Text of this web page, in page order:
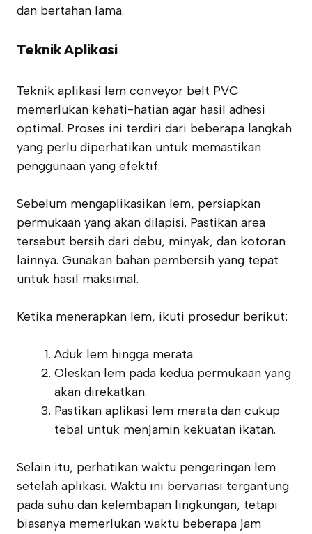
dan bertahan lama.
Teknik Aplikasi
Teknik aplikasi lem conveyor belt PVC
memerlukan kehati-hatian agar hasil adhesi
optimal. Proses ini terdiri dari beberapa langkah
yang perlu diperhatikan untuk memastikan
penggunaan yang efektif.
Sebelum mengaplikasikan lem, persiapkan
permukaan yang akan dilapisi. Pastikan area
tersebut bersih dari debu, minyak, dan kotoran
lainnya. Gunakan bahan pembersih yang tepat
untuk hasil maksimal.
Ketika menerapkan lem, ikuti prosedur berikut:
Aduk lem hingga merata.
Oleskan lem pada kedua permukaan yang
akan direkatkan.
Pastikan aplikasi lem merata dan cukup
tebal untuk menjamin kekuatan ikatan.
Selain itu, perhatikan waktu pengeringan lem
setelah aplikasi. Waktu ini bervariasi tergantung
pada suhu dan kelembapan lingkungan, tetapi
biasanya memerlukan waktu beberapa jam